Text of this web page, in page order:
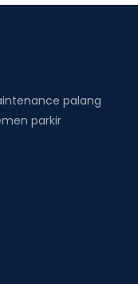
palang
parkir